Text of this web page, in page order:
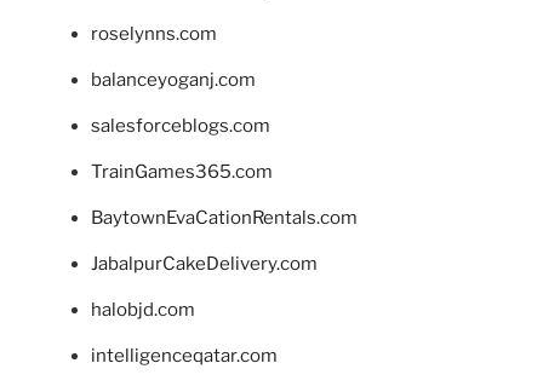
roselynns.com
balanceyoganj.com
salesforceblogs.com
TrainGames365.com
BaytownEvaCationRentals.com
JabalpurCakeDelivery.com
halobjd.com
intelligenceqatar.com